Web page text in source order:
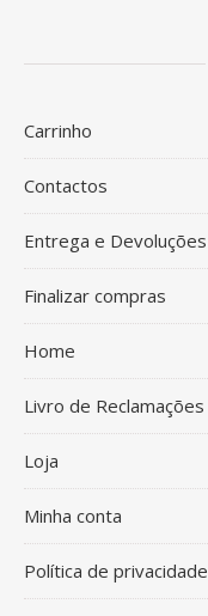
Carrinho
Contactos
Entrega e Devoluções
Finalizar compras
Home
Livro de Reclamações
Loja
Minha conta
Política de privacidade